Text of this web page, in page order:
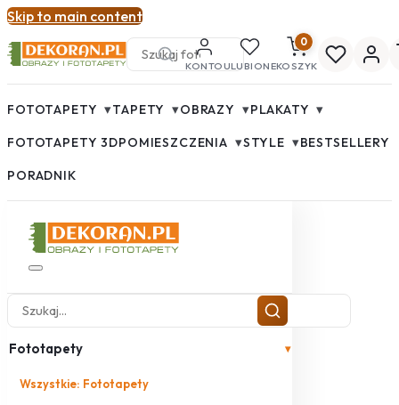
Skip to main content
KONTOULUBIONE
0
KOSZYK
FOTOTAPETY ▾TAPETY ▾OBRAZY ▾PLAKATY ▾
FOTOTAPETY 3DPOMIESZCZENIA ▾STYLE ▾BESTSELLERY
PORADNIK
Fototapety ▾
Wszystkie: Fototapety